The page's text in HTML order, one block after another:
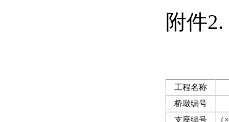
附件2.
工程名称
桥墩编号
支座编号